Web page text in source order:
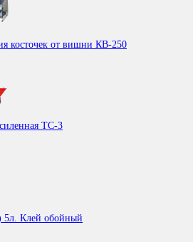
косточек от вишни КВ-250
ТС-3
5л. Клей обойный